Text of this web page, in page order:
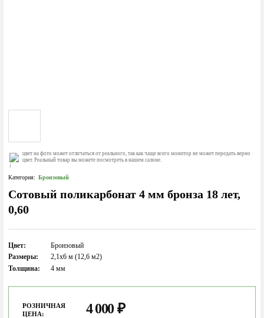
цвет на фото может отличаться от реального, так как чаще всего монитор не может передать верно
цвет. Реальный товар вы можете посмотреть в нашем салоне.
Категория: Бронзовый
Сотовый поликарбонат 4 мм бронза 18 лет,
0,60
Цвет:
Бронзовый
Размеры:
2,1х6 м (12,6 м2)
Толщина:
4 мм
РОЗНИЧНАЯ
ЦЕНА:
4 000₽